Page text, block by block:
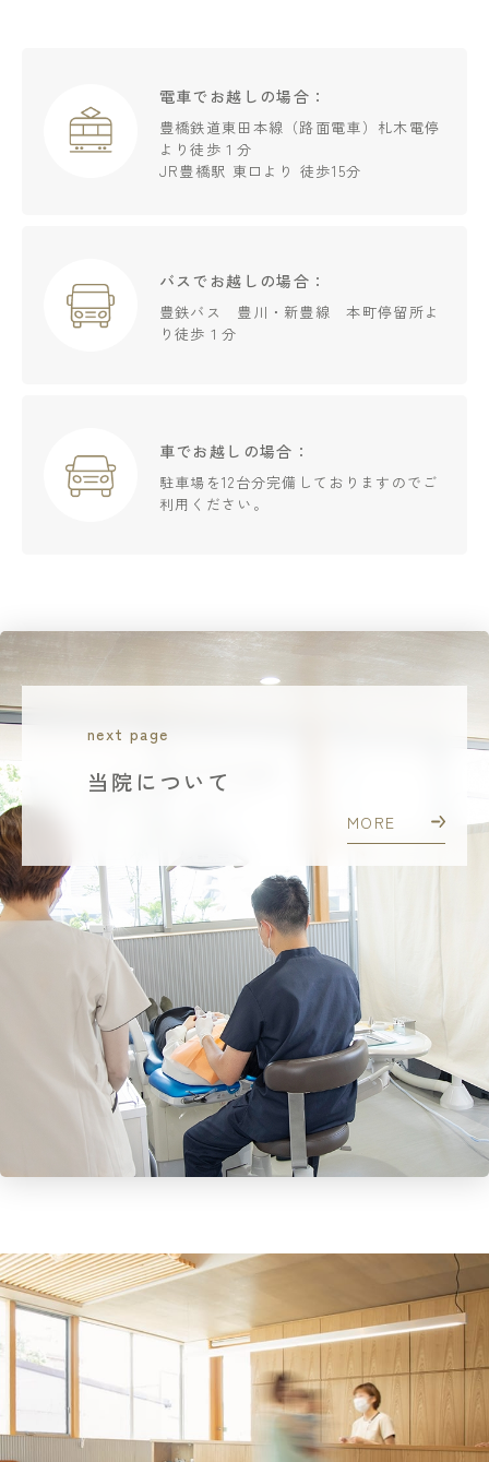
電車でお越しの場合：
豊橋鉄道東田本線（路面電車）札木電停
より徒歩１分
JR豊橋駅 東口より 徒歩15分
バスでお越しの場合：
豊鉄バス 豊川・新豊線 本町停留所よ
り徒歩１分
車でお越しの場合：
駐車場を12台分完備しておりますのでご
利用ください。
当院についてページ遷移します。
next page
当院について
MORE